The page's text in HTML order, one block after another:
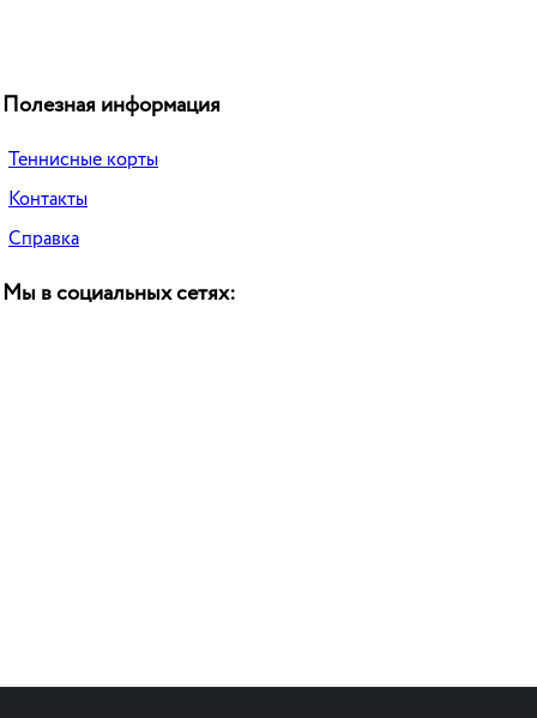
Полезная информация
Теннисные корты
Контакты
Справка
Мы в социальных сетях: